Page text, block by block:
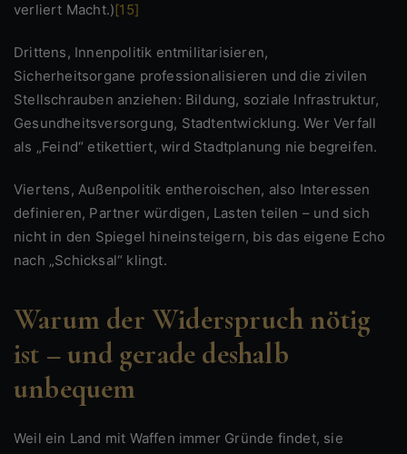
verliert Macht.)[15]
Drittens, Innenpolitik entmilitarisieren,
Sicherheitsorgane professionalisieren und die zivilen
Stellschrauben anziehen: Bildung, soziale Infrastruktur,
Gesundheitsversorgung, Stadtentwicklung. Wer Verfall
als „Feind“ etikettiert, wird Stadtplanung nie begreifen.
Viertens, Außenpolitik entheroischen, also Interessen
definieren, Partner würdigen, Lasten teilen – und sich
nicht in den Spiegel hineinsteigern, bis das eigene Echo
nach „Schicksal“ klingt.
Warum der Widerspruch nötig
ist – und gerade deshalb
unbequem
Weil ein Land mit Waffen immer Gründe findet, sie